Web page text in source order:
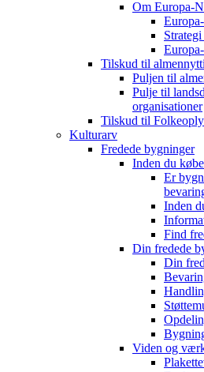
Om Europa-
Tilskud til
Puljen til
Pulje til
organisationer
Tilskud til
Kulturarv
Fredede bygninger
Inden du
Er
Inden
Find
Din fredede
Din
Viden og